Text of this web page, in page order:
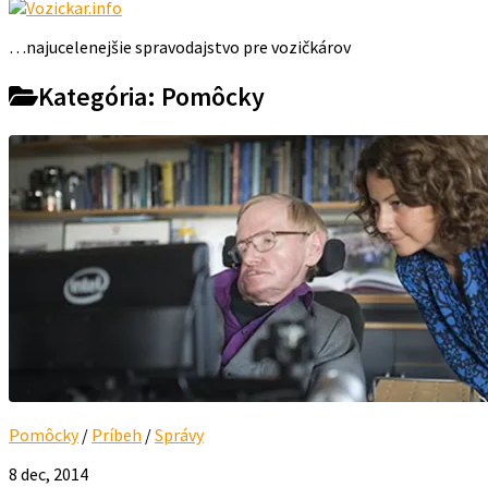
…najucelenejšie spravodajstvo pre vozičkárov
Kategória: Pomôcky
Pomôcky/ Príbeh /Správy
8 dec, 2014